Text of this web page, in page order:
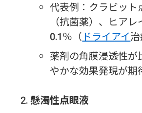
代表例：クラビット
（抗菌薬）、ヒア
0.1％（ ドライアイ治
薬剤の角膜浸透性が
やかな効果発現が期
懸濁性点眼液